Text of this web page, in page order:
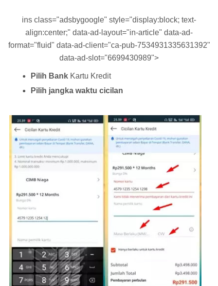
ins class="adsbygoogle" style="display:block; text-
align:center;" data-ad-layout="in-article" data-ad-
format="fluid" data-ad-client="ca-pub-7534931335631392"
data-ad-slot="6699430989">
Pilih Bank Kartu Kredit
Pilih jangka waktu cicilan